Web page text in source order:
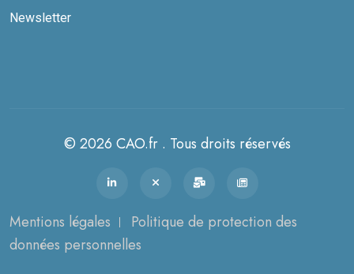
Newsletter
© 2026 CAO.fr . Tous droits réservés
Mentions légales
Politique de protection des
données personnelles